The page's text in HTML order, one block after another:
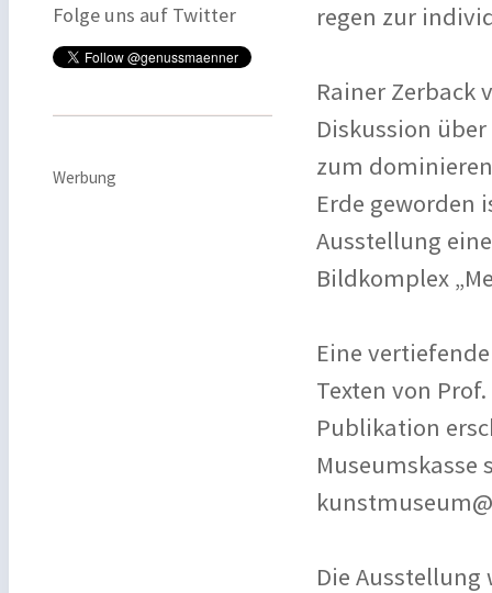
Folge uns auf Twitter
Werbung
regen zur
Rainer Zerback
Diskussion
zum
Erde geworden
Ausstellung
Bildkomplex
Eine
Texten von
Publikation
Museumskasse
Die